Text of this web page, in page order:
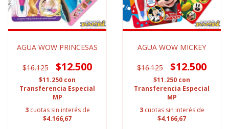
AGUA WOW PRINCESAS
$16.125 $12.500
$11.250 con
Transferencia Especial
MP
3 cuotas sin interés de
$4.166,67
AGUA WOW MICKEY
$16.125 $12.500
$11.250 con
Transferencia Especial
MP
3 cuotas sin interés de
$4.166,67